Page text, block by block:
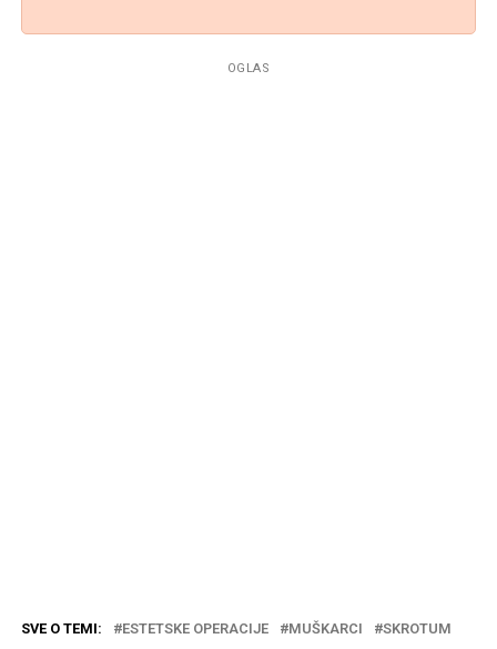
OGLAS
SVE O TEMI: ESTETSKE OPERACIJE MUŠKARCI SKROTUM